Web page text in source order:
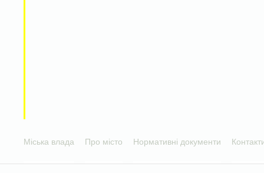
Міська влада Про місто Нормативні документи